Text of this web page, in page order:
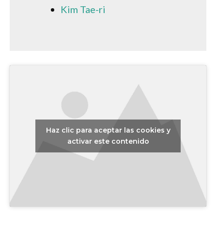
Kim Tae-ri
Haz clic para aceptar las cookies y
activar este contenido